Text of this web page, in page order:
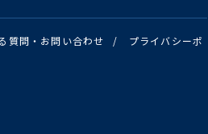
質問・お問い合わせ /
プライバシーポ